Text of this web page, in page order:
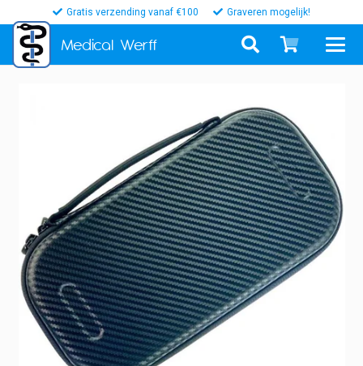
Gratis verzending vanaf €100 Graveren mogelijk!
Medical Werff